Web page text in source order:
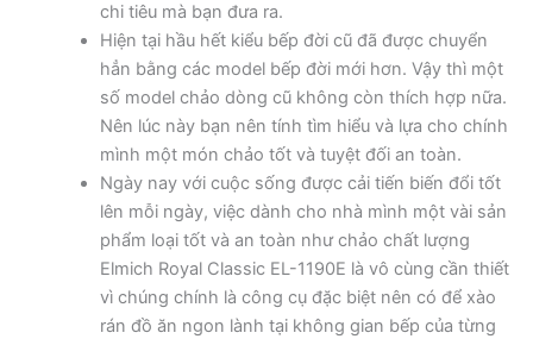
chi tiêu mà bạn đưa ra.
Hiện tại hầu hết kiểu bếp đời cũ đã được chuyển
hẳn bằng các model bếp đời mới hơn. Vậy thì một
số model chảo dòng cũ không còn thích hợp nữa.
Nên lúc này bạn nên tính tìm hiểu và lựa cho chính
mình một món chảo tốt và tuyệt đối an toàn.
Ngày nay với cuộc sống được cải tiến biến đổi tốt
lên mỗi ngày, việc dành cho nhà mình một vài sản
phẩm loại tốt và an toàn như chảo chất lượng
Elmich Royal Classic EL-1190E là vô cùng cần thiết
vì chúng chính là công cụ đặc biệt nên có để xào
rán đồ ăn ngon lành tại không gian bếp của từng